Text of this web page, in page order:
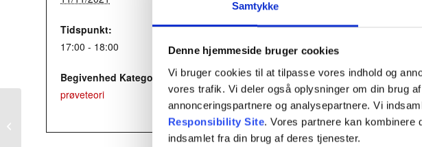
Samtykke
Denne hjemmeside bruger cookies
Vi bruger cookies til at tilpasse vores indhold og
vores trafik. Vi deler også oplysninger om din brug
annonceringspartnere og analysepartnere. Vi
Responsibility Site. Vores partnere kan kombinere
indsamlet fra din brug af deres tjenester.
Tidspunkt:
17:00 - 18:00
Begivenhed Kategori:
prøveteori